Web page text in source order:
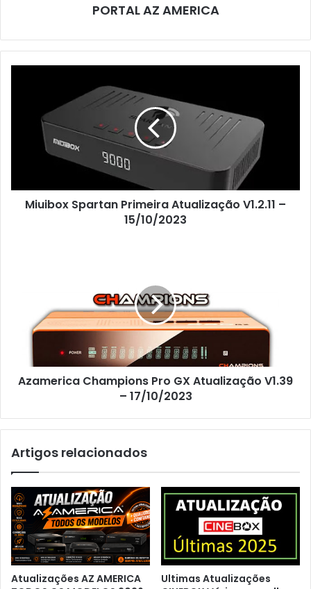
PORTAL AZ AMERICA
Miuibox Spartan Primeira Atualização V1.2.11 –
15/10/2023
Azamerica Champions Pro GX Atualização V1.39
– 17/10/2023
Artigos relacionados
Atualizações AZ AMERICA
Ultimas Atualizações